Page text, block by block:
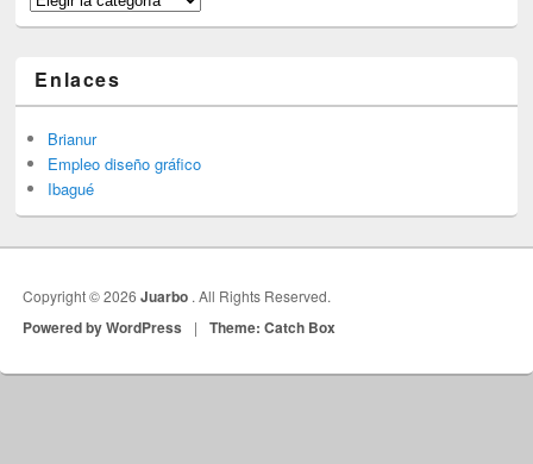
Enlaces
Brianur
Empleo diseño gráfico
Ibagué
Copyright © 2026Juarbo . All Rights Reserved.
Powered by WordPress | Theme: Catch Box